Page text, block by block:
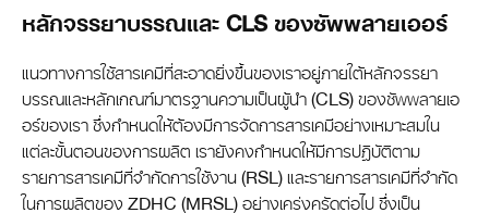
หลักจรรยาบรรณและ CLS ของซัพพลายเออร์
แนวทางการใช้สารเคมีที่สะอาดยิ่งขึ้นของเราอยู่ภายใต้หลักจรรยา
บรรณและหลักเกณฑ์มาตรฐานความเป็นผู้นำ (CLS) ของซัพพลายเอ
อร์ของเรา ซึ่งกำหนดให้ต้องมีการจัดการสารเคมีอย่างเหมาะสมใน
แต่ละขั้นตอนของการผลิต เรายังคงกำหนดให้มีการปฏิบัติตาม
รายการสารเคมีที่จำกัดการใช้งาน (RSL) และรายการสารเคมีที่จำกัด
ในการผลิตของ ZDHC (MRSL) อย่างเคร่งครัดต่อไป ซึ่งเป็น